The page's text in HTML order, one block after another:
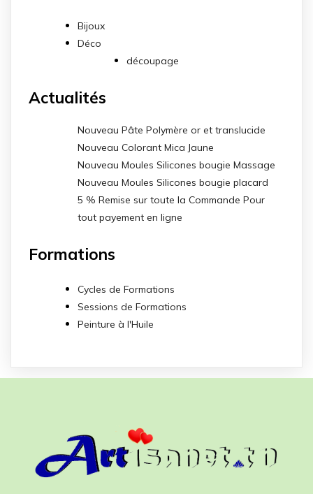
Bijoux
Déco
découpage
Actualités
Nouveau Pâte Polymère or et translucide
Nouveau Colorant Mica Jaune
Nouveau Moules Silicones bougie Massage
Nouveau Moules Silicones bougie placard
5 % Remise sur toute la Commande Pour
tout payement en ligne
Formations
Cycles de Formations
Sessions de Formations
Peinture à l'Huile